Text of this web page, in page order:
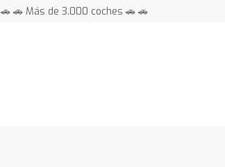
🚗 🚗 Más de 3.000 coches 🚗 🚗